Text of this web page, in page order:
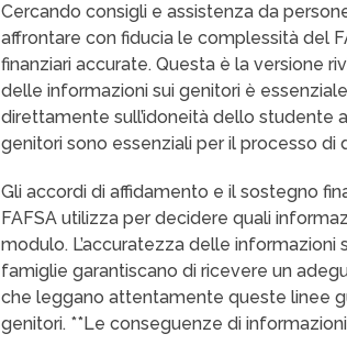
Cercando consigli e assistenza da
affrontare con fiducia le complessità del
finanziari accurate. Questa è la versione
delle informazioni sui genitori è
direttamente sull’idoneità dello studente
genitori sono essenziali per il processo di
Gli accordi di affidamento e il sostegno
FAFSA utilizza per decidere quali
modulo. L’accuratezza delle
famiglie garantiscano di ricevere un
che leggano attentamente queste linee
genitori. **Le conseguenze di